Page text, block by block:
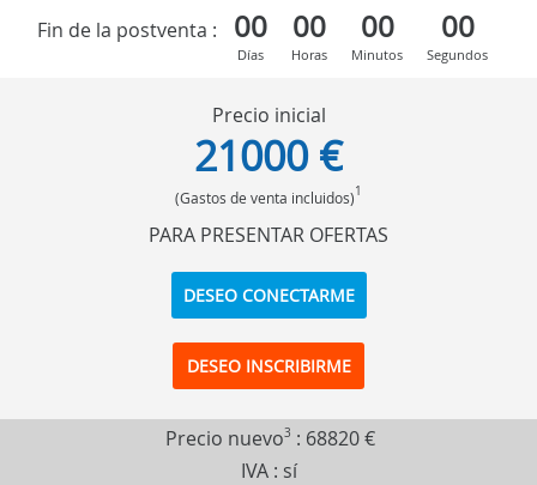
Fin de la postventa :
00
Días
00
Horas
00
Minutos
00
Segundos
Precio inicial
21000 €
(Gastos de venta incluidos)1
PARA PRESENTAR OFERTAS
DESEO CONECTARME
DESEO INSCRIBIRME
Precio nuevo3 : 68820 €
IVA : sí